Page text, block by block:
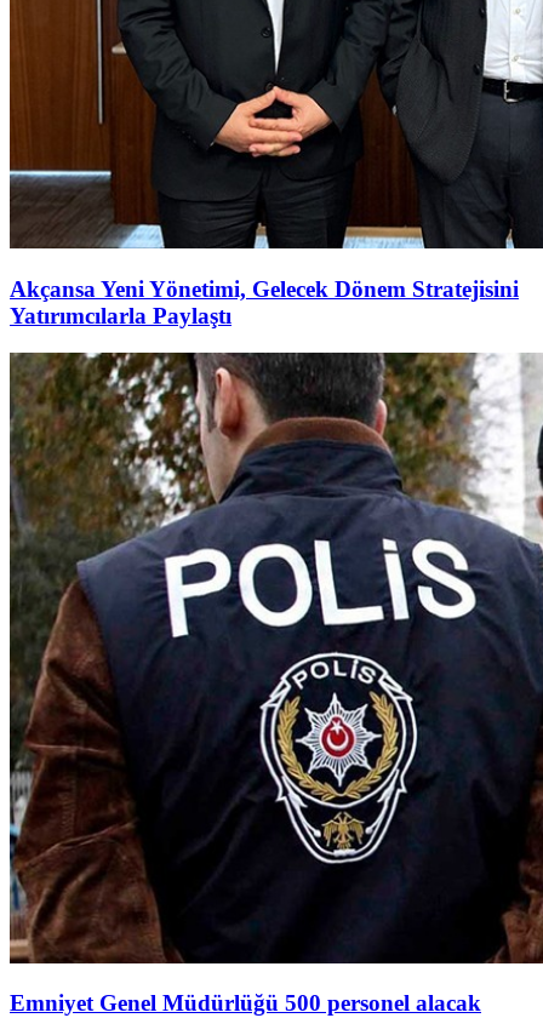
Akçansa Yeni Yönetimi, Gelecek Dönem Stratejisini
Yatırımcılarla Paylaştı
Emniyet Genel Müdürlüğü 500 personel alacak